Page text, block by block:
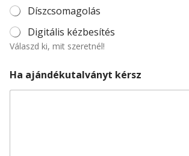
Díszcsomagolás
Digitális kézbesítés
Válaszd ki, mit szeretnél!
Ha ajándékutalványt kérsz